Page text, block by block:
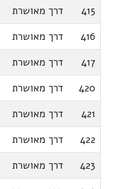
415
דרך מאושרת
416
דרך מאושרת
417
דרך מאושרת
420
דרך מאושרת
421
דרך מאושרת
422
דרך מאושרת
423
דרך מאושרת